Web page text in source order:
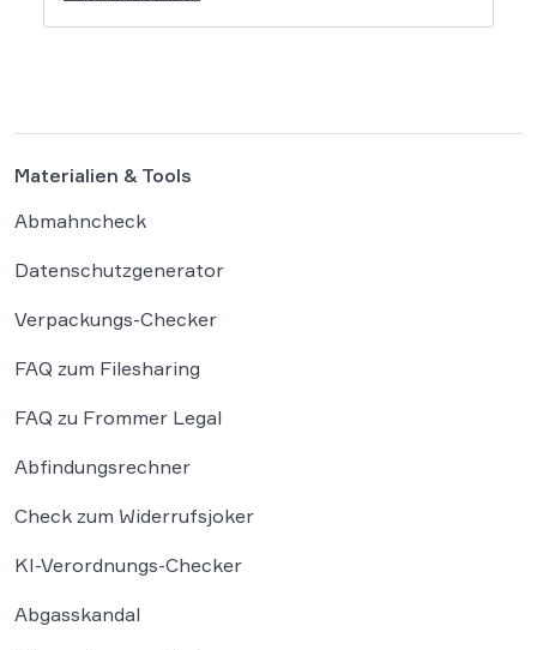
und haben die Systeme der externen
Materialien & Tools
Abmahncheck
Datenschutzgenerator
Verpackungs-Checker
FAQ zum Filesharing
FAQ zu Frommer Legal
Abfindungsrechner
Check zum Widerrufsjoker
KI-Verordnungs-Checker
Abgasskandal